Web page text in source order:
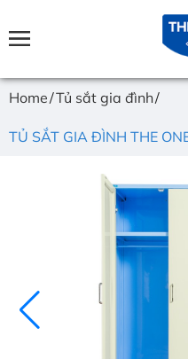
Home Tủ sắt gia đình
TỦ SẮT GIA ĐÌNH THE